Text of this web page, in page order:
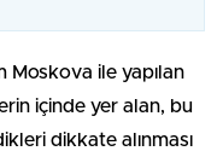
Moskova ile yapılan
içinde yer alan, bu
dikkate alınması